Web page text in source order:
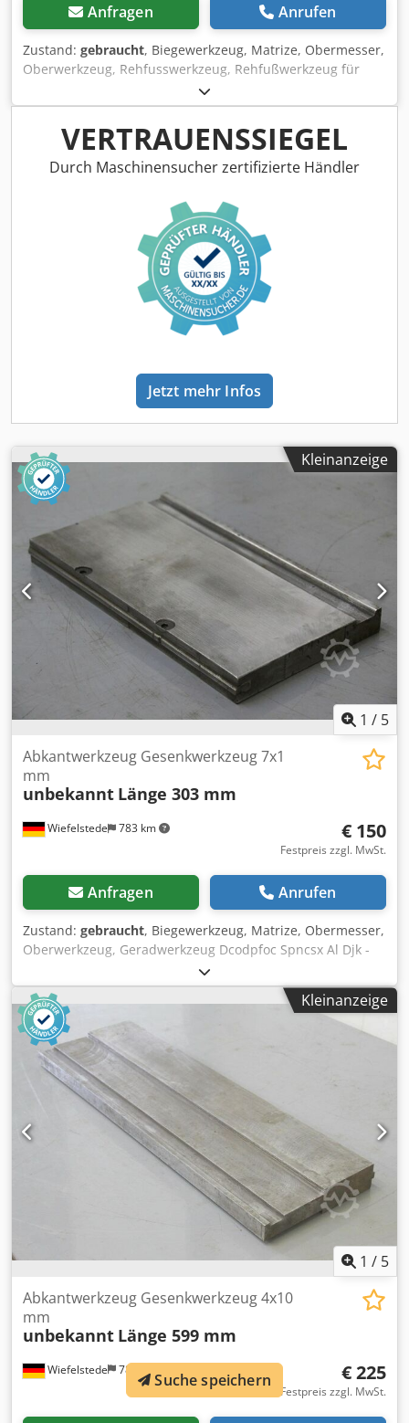
Anfragen Anrufen
Zustand: gebraucht, Biegewerkzeug, Matrize, Obermesser,
Oberwerkzeug, Rehfusswerkzeug, Rehfußwerkzeug für
Abkantpresse -Werkzeug für: Abkantpresse -geteilt -
Werkzeug: 82° -Abmessungen: 190 x 45 mm -Gesamtlänge:
800 mm -Längen: 45/50/55/60/90/500 mm -Gewicht: 28 kg
Dedpfx Aloc Sauus Deck
VERTRAUENSSIEGEL
Durch Maschinensucher zertifizierte Händler
Jetzt mehr Infos
Kleinanzeige
1 / 5
Wiefelstede 783 km
Abkantwerkzeug Gesenkwerkzeug 7x1
mm
unbekannt Länge 303 mm
€ 150
Festpreis zzgl. MwSt.
Anfragen Anrufen
Zustand: gebraucht, Biegewerkzeug, Matrize, Obermesser,
Oberwerkzeug, Geradwerkzeug Dcodpfoc Spncsx Al Djk -
Werkzeug für: Abkantpresse -Werkzeug als: Gesenk -Dicke:
25 mm -Zeichnung bei den Bildern -Gesamtlänge: 303 mm
-Gesamthöhe: 171 mm -Gewicht: 10 kg
Kleinanzeige
1 / 5
Wiefelstede 783 km
Abkantwerkzeug Gesenkwerkzeug 4x10
mm
unbekannt Länge 599 mm
€ 225
Festpreis zzgl. MwSt.
Suche speichern